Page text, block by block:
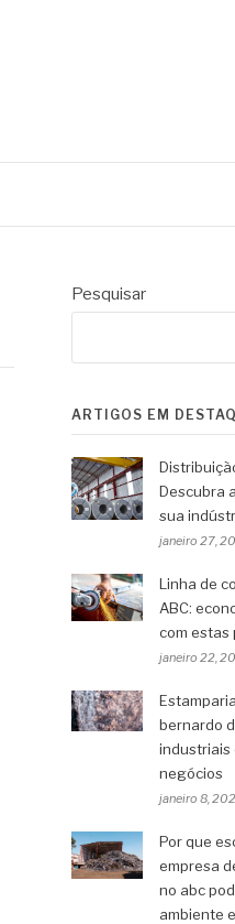
Pesquisar
ARTIGOS EM
Descubra
sua
janeiro 27,
Linha de
ABC:
com estas
janeiro 22,
bernardo
industriais
negócios
janeiro 8,
Por que
empresa
no abc
ambiente